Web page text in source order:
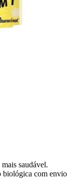
saudável.
biológica com envio